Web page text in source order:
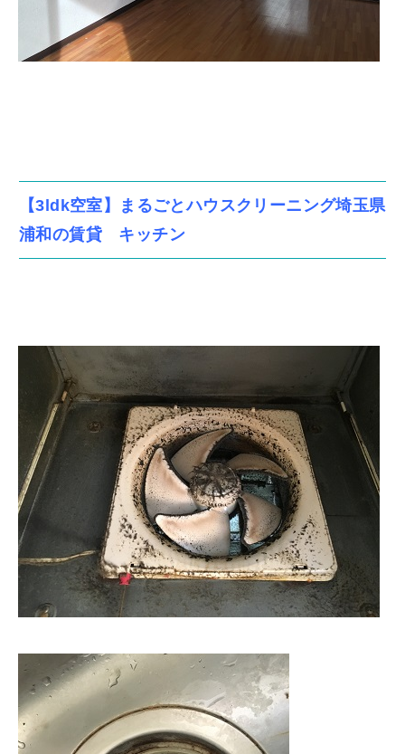
【3ldk空室】まるごとハウスクリーニング埼玉県
浦和の賃貸 キッチン